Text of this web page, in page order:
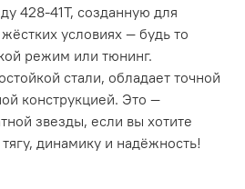
428-41T, созданную для
условиях — будь то
режим или тюнинг.
стали, обладает точной
конструкцией. Это —
звезды, если вы хотите
динамику и надёжность!